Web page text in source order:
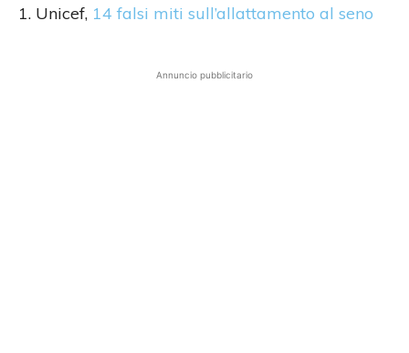
1. Unicef, 14 falsi miti sull’allattamento al seno
Annuncio pubblicitario